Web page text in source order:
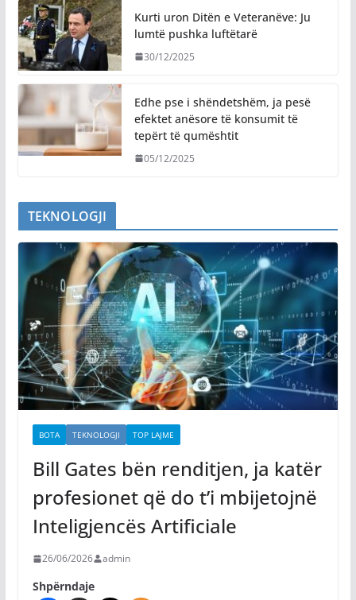
Kurti uron Ditën e Veteranëve: Ju
lumtë pushka luftëtarë
30/12/2025
Edhe pse i shëndetshëm, ja pesë
efektet anësore të konsumit të
tepërt të qumështit
05/12/2025
TEKNOLOGJI
BOTA TEKNOLOGJI TOP LAJME
Bill Gates bën renditjen, ja katër
profesionet që do t’i mbijetojnë
Inteligjencës Artificiale
26/06/2026 admin
Shpërndaje